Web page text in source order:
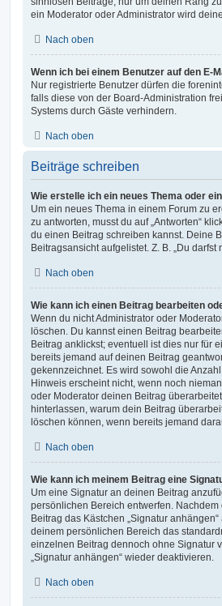
ein Moderator oder Administrator wird
Nach oben
Wenn ich bei einem Benutzer auf den E-
Nur registrierte Benutzer dürfen die
falls diese von der Board-Administration
Systems durch Gäste verhindern.
Nach oben
Beiträge schreiben
Wie erstelle ich ein neues Thema oder
Um ein neues Thema in einem Forum zu
zu antworten, musst du auf „Antworten“
du einen Beitrag schreiben kannst. Deine
Beitragsansicht aufgelistet. Z. B. „Du
Nach oben
Wie kann ich einen Beitrag bearbeiten
Wenn du nicht Administrator oder
löschen. Du kannst einen Beitrag
Beitrag anklickst; eventuell ist dies nur für
bereits jemand auf deinen Beitrag
gekennzeichnet. Es wird sowohl die
Hinweis erscheint nicht, wenn noch
oder Moderator deinen Beitrag
hinterlassen, warum dein Beitrag
löschen können, wenn bereits jemand
Nach oben
Wie kann ich meinem Beitrag eine
Um eine Signatur an deinen Beitrag
persönlichen Bereich entwerfen.
Beitrag das Kästchen „Signatur
deinem persönlichen Bereich das
einzelnen Beitrag dennoch ohne Signatur
„Signatur anhängen“ wieder deaktivieren.
Nach oben